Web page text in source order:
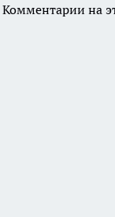
Комментарии на